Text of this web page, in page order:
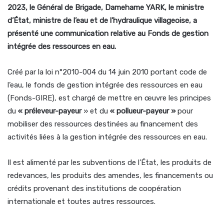
2023, le Général de Brigade, Damehame YARK, le ministre
d’État, ministre de l’eau et de l’hydraulique villageoise, a
présenté une communication relative au Fonds de gestion
intégrée des ressources en eau.
Créé par la loi n°2010-004 du 14 juin 2010 portant code de
l’eau, le fonds de gestion intégrée des ressources en eau
(Fonds-GIRE), est chargé de mettre en œuvre les principes
du « préleveur-payeur» et du « pollueur-payeur »pour
mobiliser des ressources destinées au financement des
activités liées à la gestion intégrée des ressources en eau.
Il est alimenté par les subventions de l’État, les produits de
redevances, les produits des amendes, les financements ou
crédits provenant des institutions de coopération
internationale et toutes autres ressources.